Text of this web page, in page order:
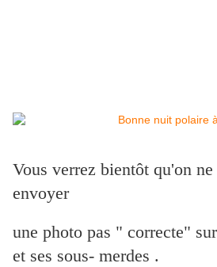
Vous verrez bientôt qu'on
envoyer
une photo pas " correcte"
et ses sous- merdes .